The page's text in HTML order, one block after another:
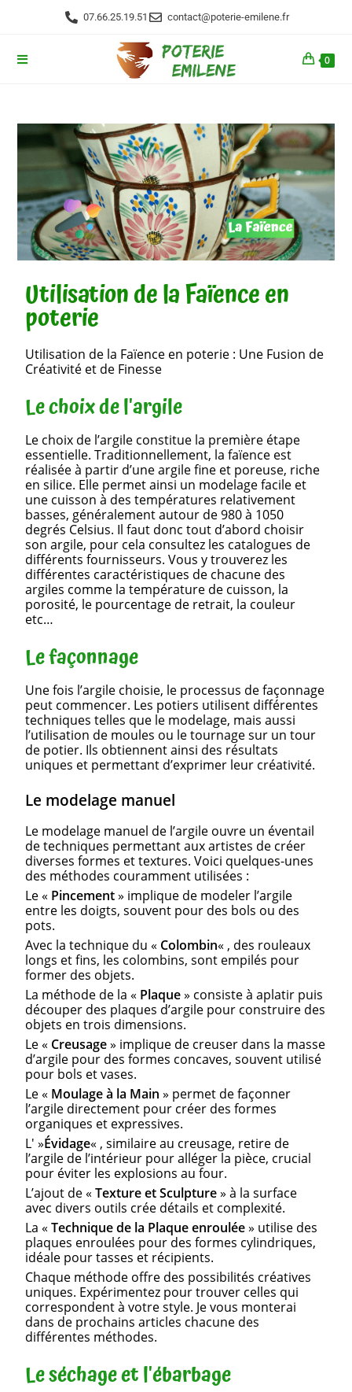
07.66.25.19.51 contact@poterie-emilene.fr
0
Utilisation de la Faïence en
poterie
Utilisation de la Faïence en poterie : Une Fusion de
Créativité et de Finesse
Le choix de l'argile
Le choix de l’argile constitue la première étape
essentielle. Traditionnellement, la faïence est
réalisée à partir d’une argile fine et poreuse, riche
en silice. Elle permet ainsi un modelage facile et
une cuisson à des températures relativement
basses, généralement autour de 980 à 1050
degrés Celsius. Il faut donc tout d’abord choisir
son argile, pour cela consultez les catalogues de
différents fournisseurs. Vous y trouverez les
différentes caractéristiques de chacune des
argiles comme la température de cuisson, la
porosité, le pourcentage de retrait, la couleur
etc…
Le façonnage
Une fois l’argile choisie, le processus de façonnage
peut commencer. Les potiers utilisent différentes
techniques telles que le modelage, mais aussi
l’utilisation de moules ou le tournage sur un tour
de potier. Ils obtiennent ainsi des résultats
uniques et permettant d’exprimer leur créativité.
Le modelage manuel
Le modelage manuel de l’argile ouvre un éventail
de techniques permettant aux artistes de créer
diverses formes et textures. Voici quelques-unes
des méthodes couramment utilisées :
Le « Pincement» implique de modeler l’argile
entre les doigts, souvent pour des bols ou des
pots.
Avec la technique du « Colombin« , des rouleaux
longs et fins, les colombins, sont empilés pour
former des objets.
La méthode de la « Plaque» consiste à aplatir puis
découper des plaques d’argile pour construire des
objets en trois dimensions.
Le « Creusage» implique de creuser dans la masse
d’argile pour des formes concaves, souvent utilisé
pour bols et vases.
Le « Moulage à la Main » permet de façonner
l’argile directement pour créer des formes
organiques et expressives.
L' »Évidage« , similaire au creusage, retire de
l’argile de l’intérieur pour alléger la pièce, crucial
pour éviter les explosions au four.
L’ajout de «Texture et Sculpture» à la surface
avec divers outils crée détails et complexité.
La «Technique de la Plaque enroulée» utilise des
plaques enroulées pour des formes cylindriques,
idéale pour tasses et récipients.
Chaque méthode offre des possibilités créatives
uniques. Expérimentez pour trouver celles qui
correspondent à votre style. Je vous monterai
dans de prochains articles chacune des
différentes méthodes.
Le séchage et l'ébarbage